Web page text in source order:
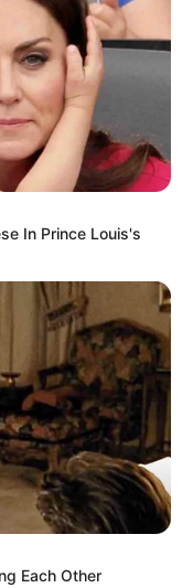
In Prince Louis's
Each Other